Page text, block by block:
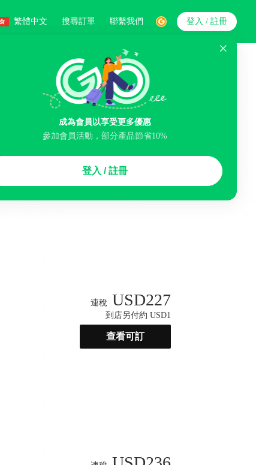
繁體中文 搜尋訂單 聯繫我們
成為會員以享受更多優惠
參加會員活動，部分產品節省10%
登入 / 註冊
登入 / 註冊
搜索
免費取消 民宿 泊車場
智能排序
連稅 USD227
到店另付約 USD1
查看可訂